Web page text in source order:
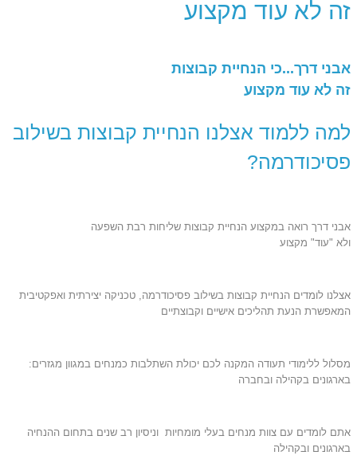
זה לא עוד מקצוע
אבני דרך...כי הנחיית קבוצות
זה לא עוד מקצוע
למה ללמוד אצלנו הנחיית קבוצות בשילוב
פסיכודרמה?
אבני דרך רואה במקצוע הנחיית קבוצות שליחות רבת השפעה
ולא "עוד" מקצוע
אצלנו לומדים הנחיית קבוצות בשילוב פסיכודרמה, טכניקה יצירתית ואפקטיבית
המאפשרת הנעת תהליכים אישיים וקבוצתיים
מסלול ללימודי תעודה המקנה לכם יכולת השתלבות כמנחים במגוון מגזרים:
בארגונים בקהילה ובחברה
אתם לומדים עם צוות מנחים בעלי מומחיות וניסיון רב שנים בתחום ההנחיה
בארגונים ובקהילה